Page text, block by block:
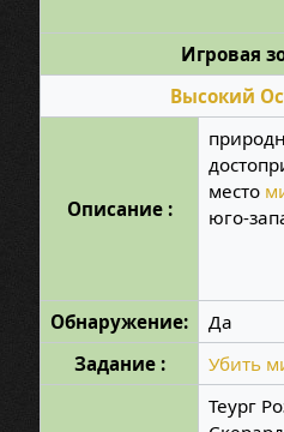
Игровая
Высокий
Описание :
место
юго-
Обнаружение:
Да
Задание :
Убить
Теург